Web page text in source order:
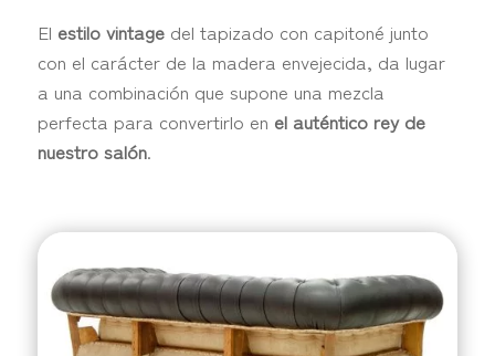
El estilo vintage del tapizado con capitoné junto
con el carácter de la madera envejecida, da lugar
a una combinación que supone una mezcla
perfecta para convertirlo en el auténtico rey de
nuestro salón.